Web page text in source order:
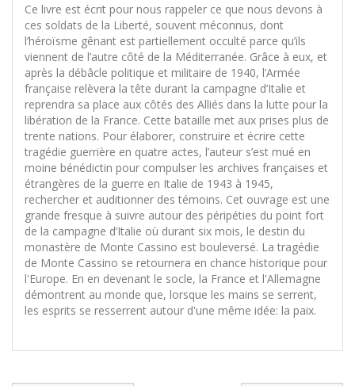
Ce livre est écrit pour nous rappeler ce que nous devons à
ces soldats de la Liberté, souvent méconnus, dont
l’héroïsme gênant est partiellement occulté parce qu’ils
viennent de l’autre côté de la Méditerranée. Grâce à eux, et
après la débâcle politique et militaire de 1940, l’Armée
française relèvera la tête durant la campagne d’Italie et
reprendra sa place aux côtés des Alliés dans la lutte pour la
libération de la France. Cette bataille met aux prises plus de
trente nations. Pour élaborer, construire et écrire cette
tragédie guerrière en quatre actes, l’auteur s’est mué en
moine bénédictin pour compulser les archives françaises et
étrangères de la guerre en Italie de 1943 à 1945,
rechercher et auditionner des témoins. Cet ouvrage est une
grande fresque à suivre autour des péripéties du point fort
de la campagne d’Italie où durant six mois, le destin du
monastère de Monte Cassino est bouleversé. La tragédie
de Monte Cassino se retournera en chance historique pour
l'Europe. En en devenant le socle, la France et l'Allemagne
démontrent au monde que, lorsque les mains se serrent,
les esprits se resserrent autour d'une même idée: la paix.